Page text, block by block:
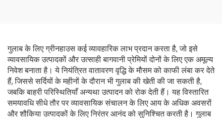
गुलाब के लिए ग्रीनहाउस कई व्यावहारिक लाभ प्रदान करता है, जो इसे
व्यावसायिक उत्पादकों और उत्साही बागवानी प्रेमियों दोनों के लिए एक अमूल्य
निवेश बनाता है। ये नियंत्रित वातावरण वृद्धि के मौसम को काफी लंबा कर देते
हैं, जिससे सर्दियों के महीनों के दौरान भी गुलाब की खेती की जा सकती है,
जबकि बाहरी परिस्थितियाँ अन्यथा उत्पादन को रोक देती हैं। यह विस्तारित
समयावधि सीधे तौर पर व्यावसायिक संचालन के लिए आय के अधिक अवसरों
और शौकिया उत्पादकों के लिए निरंतर आनंद को सुनिश्चित करती है। गुलाब